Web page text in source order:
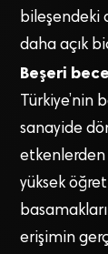
bileşendeki
daha açık
Beşeri
Türkiye’nin
sanayide
etkenlerden
yüksek
erişimin